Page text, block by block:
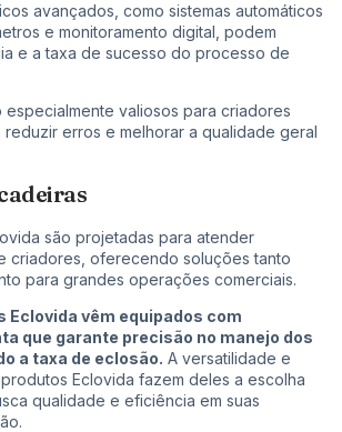
avançados, como sistemas automáticos
e monitoramento digital, podem
e a taxa de sucesso do processo de
especialmente valiosos para criadores
reduzir erros e melhorar a qualidade geral
são projetadas para atender
criadores, oferecendo soluções tanto
para grandes operações comerciais.
Eclovida vêm equipados com
que garante precisão no manejo dos
a taxa de eclosão. A versatilidade e
Eclovida fazem deles a escolha
qualidade e eficiência em suas